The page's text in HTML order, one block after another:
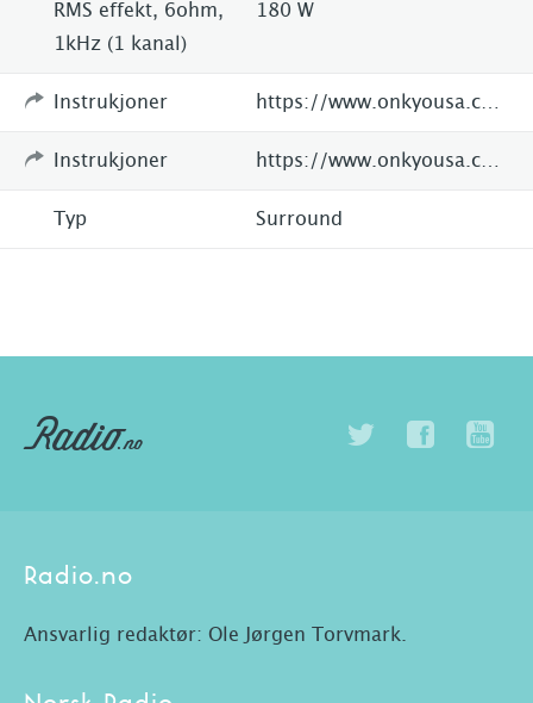
RMS effekt, 6ohm,
1kHz (1 kanal)
180 W
Instrukjoner
Instrukjoner
Typ Surround
Radio.no
Ansvarlig redaktør: Ole Jørgen Torvmark.